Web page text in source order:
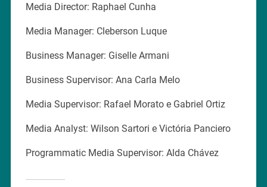
Media Director: Raphael Cunha
Media Manager: Cleberson Luque
Business Manager: Giselle Armani
Business Supervisor: Ana Carla Melo
Media Supervisor: Rafael Morato e Gabriel Ortiz
Media Analyst: Wilson Sartori e Victória Panciero
Programmatic Media Supervisor: Alda Chávez